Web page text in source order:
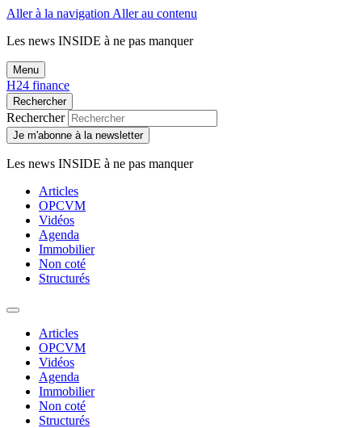
Aller à la navigation Aller au contenu
Les news INSIDE à ne pas manquer
Menu
H24 finance
Rechercher
Rechercher
Je m'abonne à la newsletter
Les news INSIDE à ne pas manquer
Articles
OPCVM
Vidéos
Agenda
Immobilier
Non coté
Structurés
Articles
OPCVM
Vidéos
Agenda
Immobilier
Non coté
Structurés